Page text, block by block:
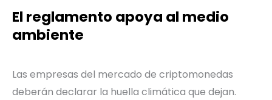
El reglamento apoya al medio
ambiente
Las empresas del mercado de criptomonedas
deberán declarar la huella climática que dejan.